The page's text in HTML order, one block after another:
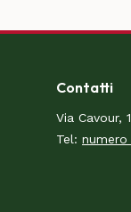
Contatti
Via Cavour,
Tel: